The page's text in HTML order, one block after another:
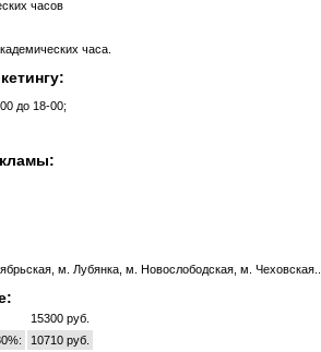
часов
часа.
до 18-00;
м. Лубянка, м. Новослободская, м. Чеховская...
15300 руб.
10710 руб.